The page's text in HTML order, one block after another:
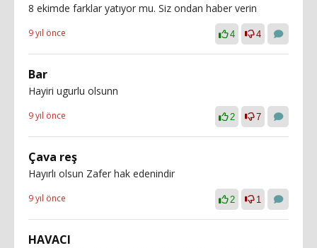
8 ekimde farklar yatıyor mu. Siz ondan haber verin
9 yıl önce 4 4
Bar
Hayiri ugurlu olsunn
9 yıl önce 2 7
Çava reş
Hayırlı olsun Zafer hak edenindir
9 yıl önce 2 1
HAVACI